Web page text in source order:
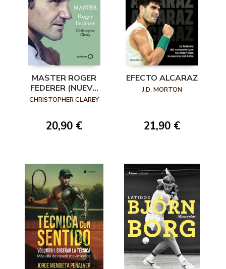
MASTER ROGER
FEDERER (NUEVA
PRESENTACIÓN)
CHRISTOPHER CLAREY
20,90 €
EFECTO ALCARAZ
J.D. MORTON
21,90 €